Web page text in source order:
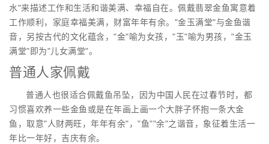
水"来描述工作和生活和谐美满、幸福自在。佩戴翡翠金鱼寓意着
工作顺利，家庭幸福美满，财富年年有余。"金玉满堂"与金鱼谐
音，另按古代的文化蕴含，"金"喻为女孩，"玉"喻为男孩，"金玉
满堂"即为"儿女满堂"。
普通人家佩戴
普通人也很适合佩戴鱼吊坠，因为中国人民在过春节时，都
习惯喜欢养一些金鱼或是在年画上画一个大胖子怀抱一条大金
鱼，取意"人财两旺，年年有余"，"鱼""余"之谐音，象征着生活一
年比一年好，吉庆有余。